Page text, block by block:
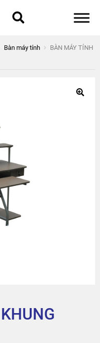
Chính sách bảo mật
Giới thiệu
Bàn máy tính
BÀN MÁY TÍNH